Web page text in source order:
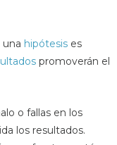
una hipótesis es
promoverán el
o fallas en los
los resultados.